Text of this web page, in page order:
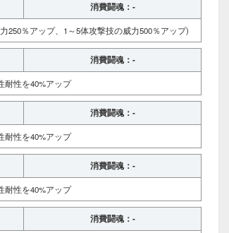
消費闘魂：-
％アップ、1～5体攻撃技の威力500％アップ)
消費闘魂：-
耐性を40%アップ
消費闘魂：-
耐性を40%アップ
消費闘魂：-
耐性を40%アップ
消費闘魂：-